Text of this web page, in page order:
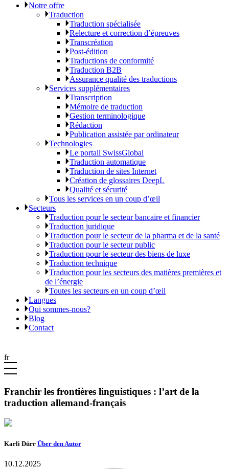
Notre offre
Traduction
Traduction spécialisée
Relecture et correction d’épreuves
Transcréation
Post-édition
Traductions de conformité
Traduction B2B
Assurance qualité des traductions
Services supplémentaires
Transcription
Mémoire de traduction
Gestion terminologique
Rédaction
Publication assistée par ordinateur
Technologies
Le portail SwissGlobal
Traduction automatique
Traduction de sites Internet
Création de glossaires DeepL
Qualité et sécurité
Tous les services en un coup d’œil
Secteurs
Traduction pour le secteur bancaire et financier
Traduction juridique
Traduction pour le secteur de la pharma et de la santé
Traduction pour le secteur public
Traduction pour le secteur des biens de luxe
Traduction technique
Traduction pour les secteurs des matières premières et
de l’énergie
Toutes les secteurs en un coup d’œil
Langues
Qui sommes-nous?
Blog
Contact
fr
Franchir les frontières linguistiques : l’art de la
traduction allemand-français
Karli Dürr Über den Autor
10.12.2025